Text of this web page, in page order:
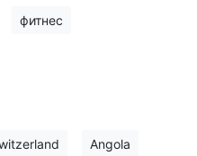
фитнес
Angola